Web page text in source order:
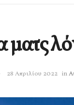
ματς
28 Απριλίου 2022 in